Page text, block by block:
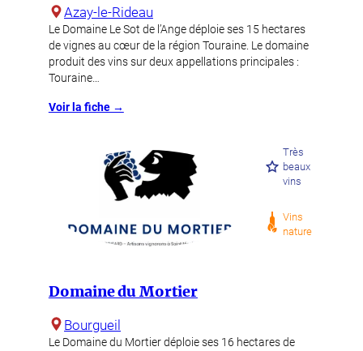
Azay-le-Rideau
Le Domaine Le Sot de l’Ange déploie ses 15 hectares
de vignes au cœur de la région Touraine. Le domaine
produit des vins sur deux appellations principales :
Touraine…
Voir la fiche →
Très
beaux
vins
Vins
nature
Domaine du Mortier
Bourgueil
Le Domaine du Mortier déploie ses 16 hectares de